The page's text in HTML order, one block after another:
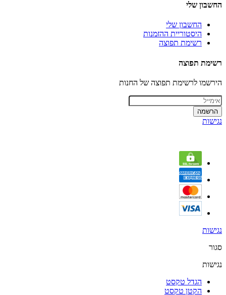
החשבון שלי
החשבון שלי
היסטוריית ההזמנות
רשימת תפוצה
רשימת תפוצה
הירשמו לרשימת תפוצה של החנות
הרשמה
נגישות
נגישות
סגור
נגישות
הגדל טקסט
הקטן טקסט